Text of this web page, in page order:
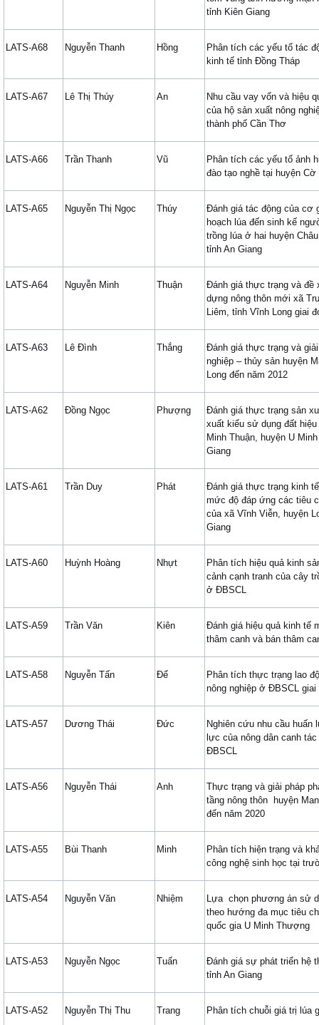
tỉnh Kiên Giang
LATS-A68 Nguyễn Thanh Hồng
Phân tích các yếu tố tác
kinh tế tỉnh Đồng Tháp
LATS-A67 Lê Thị Thúy An
Nhu cầu vay vốn và hiệu
của hộ sản xuất nông
thành phố Cần Thơ
LATS-A66 Trần Thanh Vũ
Phân tích các yếu tố ảnh
đào tạo nghề tại huyện
LATS-A65 Nguyễn Thị Ngọc Thúy
Đánh giá tác động của cơ
hoạch lúa đến sinh kế
trồng lúa ở hai huyện
tỉnh An Giang
LATS-A64 Nguyễn Minh Thuận
Đánh giá thực trạng và đề
dựng nông thôn mới xã
Liêm, tỉnh Vĩnh Long giai
LATS-A63 Lê Đình Thắng
Đánh giá thực trạng và
nghiệp – thủy sản huyện
Long đến năm 2012
LATS-A62 Đồng Ngọc Phượng
Đánh giá thực trạng sản
xuất kiểu sử dụng đất
Minh Thuận, huyện U
Giang
LATS-A61 Trần Duy Phát
Đánh giá thực trạng kinh
mức độ đáp ứng các tiêu
của xã Vĩnh Viễn, huyện
Giang
LATS-A60 Huỳnh Hoàng Nhựt
Phân tích hiệu quả kinh
cảnh cạnh tranh của cây
ở ĐBSCL
LATS-A59 Trần Văn Kiên
Đánh giá hiệu quả kinh tế
thâm canh và bán thâm
LATS-A58 Nguyễn Tấn Để
Phân tích thực trạng lao
nông nghiệp ở ĐBSCL giai
LATS-A57 Dương Thái Đức
Nghiên cứu nhu cầu huấn
lực của nông dân canh
ĐBSCL
LATS-A56 Nguyễn Thái Anh
Thực trạng và giải pháp
tầng nông thôn huyện
đến năm 2020
LATS-A55 Bùi Thanh Minh
Phân tích hiện trạng và
công nghệ sinh học tại
LATS-A54 Nguyễn Văn Nhiệm
Lựa chọn phương án sử
theo hướng đa mục tiêu
quốc gia U Minh Thượng
LATS-A53 Nguyễn Ngọc Tuấn
Đánh giá sự phát triển hệ
tỉnh An Giang
LATS-A52 Nguyễn Thị Thu Trang Phân tích chuỗi giá trị lúa